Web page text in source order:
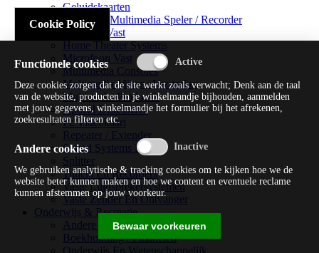
Geluidskaarten
Handheld Multimedia Speler / Recorder
Headsets Vast
Home Theater Systems
Microfoon Vast
Multimedia Consoles
Multimedia Mixer / Versterker
Multimedia Productie
Optical Disk Drive
Pc Videokaart
Repeater / Extender
Sound Systems Hi-fi
Splitter
Tuners En Recorders
Vaste Luidsprekersystemen
Vaste Zender En Ontvanger
Onderwijs & Recreatie
Andere Beveiligingssoftware
Boekhouding / Financiën
Cookie Policy
Functionele cookies
Deze cookies zorgen dat de site werkt zoals verwacht; Denk aan de taal
van de website, producten in je winkelmandje bijhouden, aanmelden
met jouw gegevens, winkelmandje het formulier bij het afrekenen,
zoekresultaten filteren etc.
Andere cookies
We gebruiken analytische & tracking cookies om te kijken hoe we de
website beter kunnen maken en hoe we content en eventuele reclame
kunnen afstemmen op jouw voorkeur.
Bewaar voorkeuren